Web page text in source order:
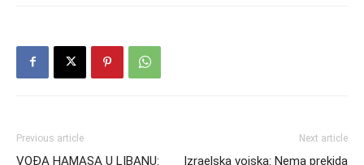
Previous article
VOĐA HAMASA U LIBANU:
Next article
Izraelska vojska: Nema prekida